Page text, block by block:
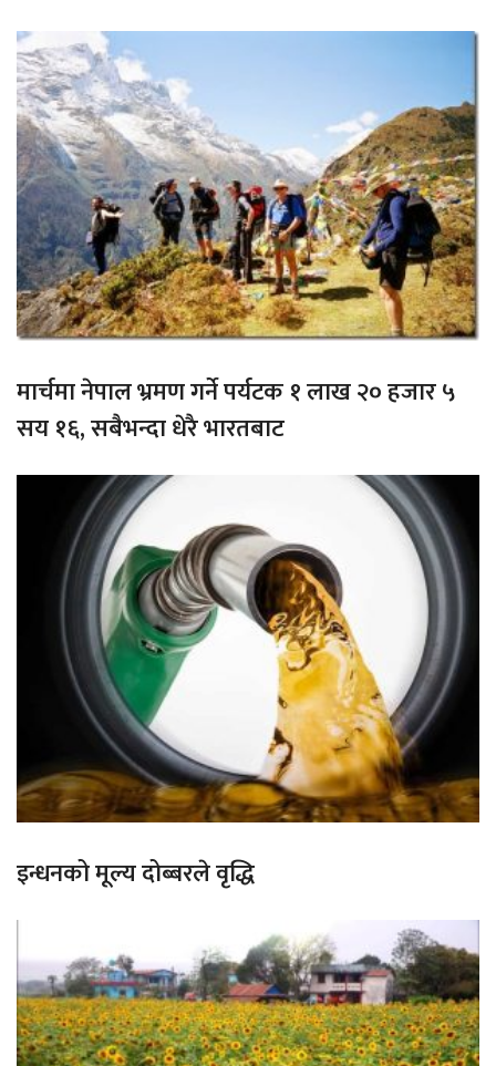
मार्चमा नेपाल भ्रमण गर्ने पर्यटक १ लाख २० हजार ५
सय १६, सबैभन्दा धेरै भारतबाट
इन्धनको मूल्य दोब्बरले वृद्धि